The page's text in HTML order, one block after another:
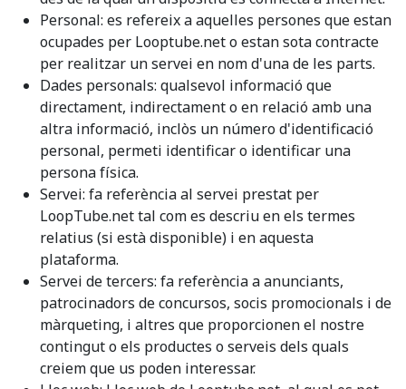
Personal: es refereix a aquelles persones que estan
ocupades per Looptube.net o estan sota contracte
per realitzar un servei en nom d'una de les parts.
Dades personals: qualsevol informació que
directament, indirectament o en relació amb una
altra informació, inclòs un número d'identificació
personal, permeti identificar o identificar una
persona física.
Servei: fa referència al servei prestat per
LoopTube.net tal com es descriu en els termes
relatius (si està disponible) i en aquesta
plataforma.
Servei de tercers: fa referència a anunciants,
patrocinadors de concursos, socis promocionals i de
màrqueting, i altres que proporcionen el nostre
contingut o els productes o serveis dels quals
creiem que us poden interessar.